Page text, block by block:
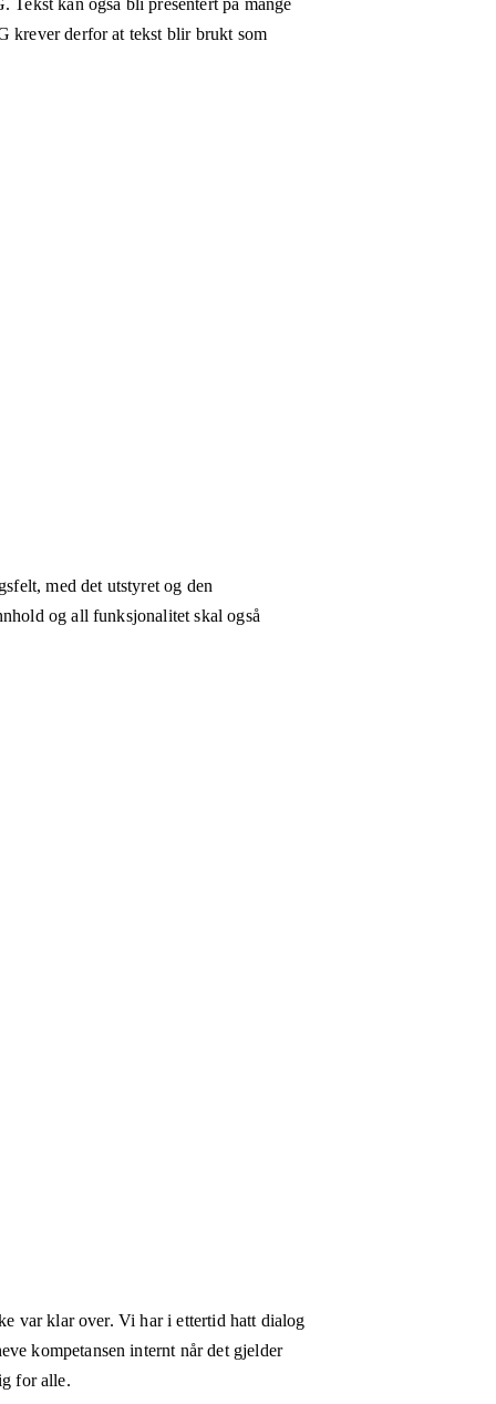
kan også bli presentert på mange
krever derfor at tekst blir brukt som
med det utstyret og den
og all funksjonalitet skal også
var klar over. Vi har i ettertid hatt dialog
kompetansen internt når det gjelder
for alle.